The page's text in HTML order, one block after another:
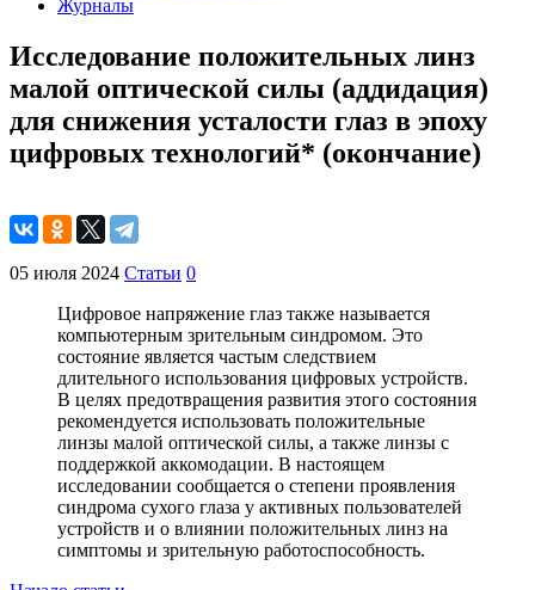
Журналы
Исследование положительных линз
малой оптической силы (аддидация)
для снижения усталости глаз в эпоху
цифровых технологий* (окончание)
05 июля 2024 Статьи 0
Цифровое напряжение глаз также называется
компьютерным зрительным синдромом. Это
состояние является частым следствием
длительного использования цифровых устройств.
В целях предотвращения развития этого состояния
рекомендуется использовать положительные
линзы малой оптической силы, а также линзы с
поддержкой аккомодации. В настоящем
исследовании сообщается о степени проявления
синдрома сухого глаза у активных пользователей
устройств и о влиянии положительных линз на
симптомы и зрительную работоспособность.